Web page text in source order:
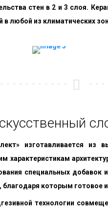
стен в 2 и 3 слоя.
в любой из климатических
изготавливается из
специальных
благодаря которым
технологии